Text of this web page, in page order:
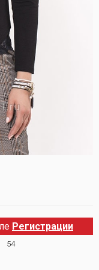
Регистрации
54